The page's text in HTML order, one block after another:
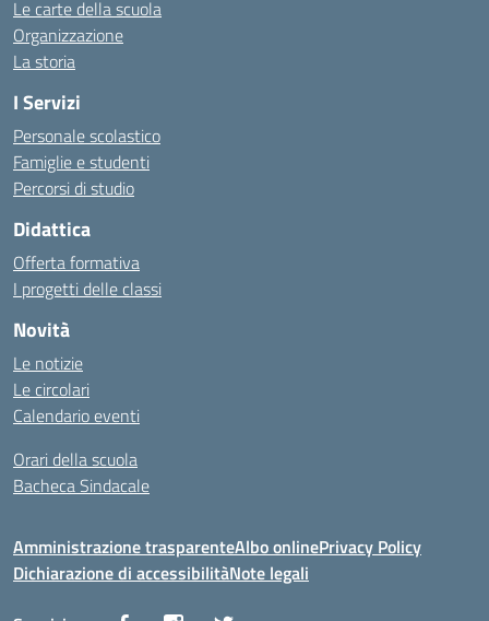
Le carte della scuola
Organizzazione
La storia
I Servizi
Personale scolastico
Famiglie e studenti
Percorsi di studio
Didattica
Offerta formativa
I progetti delle classi
Novità
Le notizie
Le circolari
Calendario eventi
Orari della scuola
Bacheca Sindacale
Amministrazione trasparenteAlbo onlinePrivacy Policy
Dichiarazione di accessibilitàNote legali